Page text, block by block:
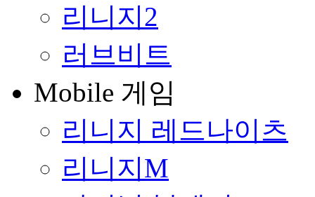
리니지2
러브비트
Mobile 게임
리니지 레드나이츠
리니지M